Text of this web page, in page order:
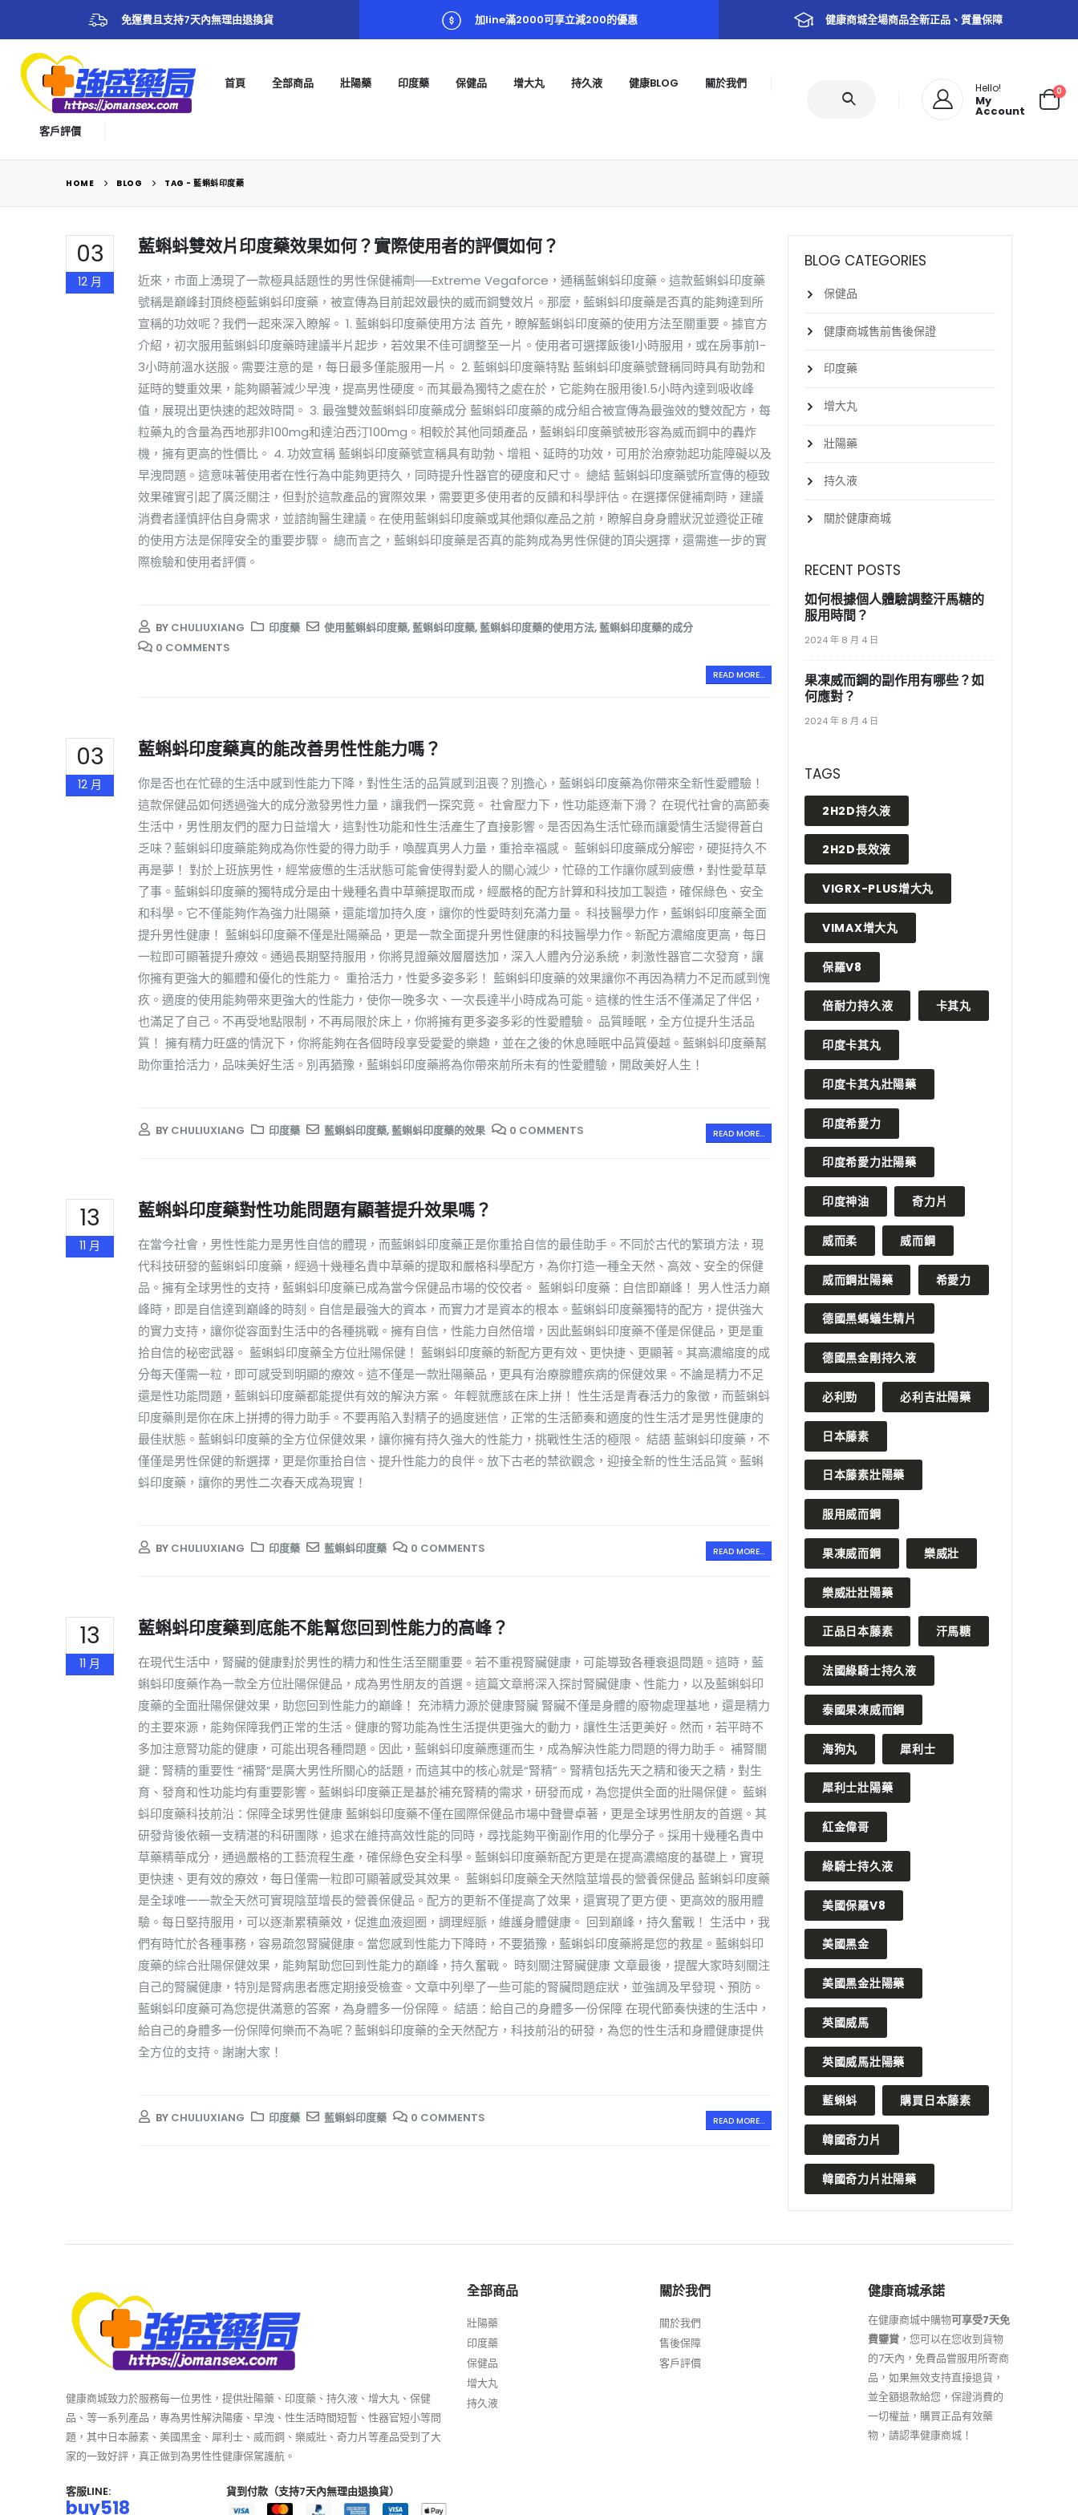
免運費且支持7天內無理由退換貨 加line滿2000可享立減200的優惠 健康商城全場商品全新正品、質量保障
首頁 全部商品 壯陽藥 印度藥 保健品 增大丸 持久液 健康BLOG 關於我們
客戶評價
Hello!
My
Account
0
HOME BLOG TAG - 藍蝌蚪印度藥
03
12 月
藍蝌蚪雙效片印度藥效果如何？實際使用者的評價如何？
近來，市面上湧現了一款極具話題性的男性保健補劑──Extreme Vegaforce，通稱藍蝌蚪印度藥。這款藍蝌蚪印度藥
號稱是巔峰封頂終極藍蝌蚪印度藥，被宣傳為目前起效最快的威而鋼雙效片。那麼，藍蝌蚪印度藥是否真的能夠達到所
宣稱的功效呢？我們一起來深入瞭解。 1. 藍蝌蚪印度藥使用方法 首先，瞭解藍蝌蚪印度藥的使用方法至關重要。據官方
介紹，初次服用藍蝌蚪印度藥時建議半片起步，若效果不佳可調整至一片。使用者可選擇飯後1小時服用，或在房事前1-
3小時前溫水送服。需要注意的是，每日最多僅能服用一片。 2. 藍蝌蚪印度藥特點 藍蝌蚪印度藥號聲稱同時具有助勃和
延時的雙重效果，能夠顯著減少早洩，提高男性硬度。而其最為獨特之處在於，它能夠在服用後1.5小時內達到吸收峰
值，展現出更快速的起效時間。 3. 最強雙效藍蝌蚪印度藥成分 藍蝌蚪印度藥的成分組合被宣傳為最強效的雙效配方，每
粒藥丸的含量為西地那非100mg和達泊西汀100mg。相較於其他同類產品，藍蝌蚪印度藥號被形容為威而鋼中的轟炸
機，擁有更高的性價比。 4. 功效宣稱 藍蝌蚪印度藥號宣稱具有助勃、增粗、延時的功效，可用於治療勃起功能障礙以及
早洩問題。這意味著使用者在性行為中能夠更持久，同時提升性器官的硬度和尺寸。 總結 藍蝌蚪印度藥號所宣傳的極致
效果確實引起了廣泛關注，但對於這款產品的實際效果，需要更多使用者的反饋和科學評估。在選擇保健補劑時，建議
消費者謹慎評估自身需求，並諮詢醫生建議。在使用藍蝌蚪印度藥或其他類似產品之前，瞭解自身身體狀況並遵從正確
的使用方法是保障安全的重要步驟。 總而言之，藍蝌蚪印度藥是否真的能夠成為男性保健的頂尖選擇，還需進一步的實
際檢驗和使用者評價。
BY CHULIUXIANG 印度藥 使用藍蝌蚪印度藥,藍蝌蚪印度藥,藍蝌蚪印度藥的使用方法,藍蝌蚪印度藥的成分
0 COMMENTS
READ MORE...
03
12 月
藍蝌蚪印度藥真的能改善男性性能力嗎？
你是否也在忙碌的生活中感到性能力下降，對性生活的品質感到沮喪？別擔心，藍蝌蚪印度藥為你帶來全新性愛體驗！
這款保健品如何透過強大的成分激發男性力量，讓我們一探究竟。 社會壓力下，性功能逐漸下滑？ 在現代社會的高節奏
生活中，男性朋友們的壓力日益增大，這對性功能和性生活產生了直接影響。是否因為生活忙碌而讓愛情生活變得蒼白
乏味？藍蝌蚪印度藥能夠成為你性愛的得力助手，喚醒真男人力量，重拾幸福感。 藍蝌蚪印度藥成分解密，硬挺持久不
再是夢！ 對於上班族男性，經常疲憊的生活狀態可能會使得對愛人的關心減少，忙碌的工作讓你感到疲憊，對性愛草草
了事。藍蝌蚪印度藥的獨特成分是由十幾種名貴中草藥提取而成，經嚴格的配方計算和科技加工製造，確保綠色、安全
和科學。它不僅能夠作為強力壯陽藥，還能增加持久度，讓你的性愛時刻充滿力量。 科技醫學力作，藍蝌蚪印度藥全面
提升男性健康！ 藍蝌蚪印度藥不僅是壯陽藥品，更是一款全面提升男性健康的科技醫學力作。新配方濃縮度更高，每日
一粒即可顯著提升療效。通過長期堅持服用，你將見證藥效層層迭加，深入人體內分泌系統，刺激性器官二次發育，讓
你擁有更強大的軀體和優化的性能力。 重拾活力，性愛多姿多彩！ 藍蝌蚪印度藥的效果讓你不再因為精力不足而感到愧
疚。適度的使用能夠帶來更強大的性能力，使你一晚多次、一次長達半小時成為可能。這樣的性生活不僅滿足了伴侶，
也滿足了自己。不再受地點限制，不再局限於床上，你將擁有更多姿多彩的性愛體驗。 品質睡眠，全方位提升生活品
質！ 擁有精力旺盛的情況下，你將能夠在各個時段享受愛愛的樂趣，並在之後的休息睡眠中品質優越。藍蝌蚪印度藥幫
助你重拾活力，品味美好生活。別再猶豫，藍蝌蚪印度藥將為你帶來前所未有的性愛體驗，開啟美好人生！
BY CHULIUXIANG 印度藥 藍蝌蚪印度藥,藍蝌蚪印度藥的效果 0 COMMENTS READ MORE...
13
11 月
藍蝌蚪印度藥對性功能問題有顯著提升效果嗎？
在當今社會，男性性能力是男性自信的體現，而藍蝌蚪印度藥正是你重拾自信的最佳助手。不同於古代的繁瑣方法，現
代科技研發的藍蝌蚪印度藥，經過十幾種名貴中草藥的提取和嚴格科學配方，為你打造一種全天然、高效、安全的保健
品。擁有全球男性的支持，藍蝌蚪印度藥已成為當今保健品市場的佼佼者。 藍蝌蚪印度藥：自信即巔峰！ 男人性活力巔
峰時，即是自信達到巔峰的時刻。自信是最強大的資本，而實力才是資本的根本。藍蝌蚪印度藥獨特的配方，提供強大
的實力支持，讓你從容面對生活中的各種挑戰。擁有自信，性能力自然倍增，因此藍蝌蚪印度藥不僅是保健品，更是重
拾自信的秘密武器。 藍蝌蚪印度藥全方位壯陽保健！ 藍蝌蚪印度藥的新配方更有效、更快捷、更顯著。其高濃縮度的成
分每天僅需一粒，即可感受到明顯的療效。這不僅是一款壯陽藥品，更具有治療腺體疾病的保健效果。不論是精力不足
還是性功能問題，藍蝌蚪印度藥都能提供有效的解決方案。 年輕就應該在床上拼！ 性生活是青春活力的象徵，而藍蝌蚪
印度藥則是你在床上拼搏的得力助手。不要再陷入對精子的過度迷信，正常的生活節奏和適度的性生活才是男性健康的
最佳狀態。藍蝌蚪印度藥的全方位保健效果，讓你擁有持久強大的性能力，挑戰性生活的極限。 結語 藍蝌蚪印度藥，不
僅僅是男性保健的新選擇，更是你重拾自信、提升性能力的良伴。放下古老的禁欲觀念，迎接全新的性生活品質。藍蝌
蚪印度藥，讓你的男性二次春天成為現實！
BY CHULIUXIANG 印度藥 藍蝌蚪印度藥 0 COMMENTS READ MORE...
13
11 月
藍蝌蚪印度藥到底能不能幫您回到性能力的高峰？
在現代生活中，腎臟的健康對於男性的精力和性生活至關重要。若不重視腎臟健康，可能導致各種衰退問題。這時，藍
蝌蚪印度藥作為一款全方位壯陽保健品，成為男性朋友的首選。這篇文章將深入探討腎臟健康、性能力，以及藍蝌蚪印
度藥的全面壯陽保健效果，助您回到性能力的巔峰！ 充沛精力源於健康腎臟 腎臟不僅是身體的廢物處理基地，還是精力
的主要來源，能夠保障我們正常的生活。健康的腎功能為性生活提供更強大的動力，讓性生活更美好。然而，若平時不
多加注意腎功能的健康，可能出現各種問題。因此，藍蝌蚪印度藥應運而生，成為解決性能力問題的得力助手。 補腎關
鍵：腎精的重要性 “補腎”是廣大男性所關心的話題，而這其中的核心就是“腎精”。腎精包括先天之精和後天之精，對生
育、發育和性功能均有重要影響。藍蝌蚪印度藥正是基於補充腎精的需求，研發而成，為您提供全面的壯陽保健。 藍蝌
蚪印度藥科技前沿：保障全球男性健康 藍蝌蚪印度藥不僅在國際保健品市場中聲譽卓著，更是全球男性朋友的首選。其
研發背後依賴一支精湛的科研團隊，追求在維持高效性能的同時，尋找能夠平衡副作用的化學分子。採用十幾種名貴中
草藥精華成分，通過嚴格的工藝流程生產，確保綠色安全科學。藍蝌蚪印度藥新配方更是在提高濃縮度的基礎上，實現
更快速、更有效的療效，每日僅需一粒即可顯著感受其效果。 藍蝌蚪印度藥全天然陰莖增長的營養保健品 藍蝌蚪印度藥
是全球唯一一款全天然可實現陰莖增長的營養保健品。配方的更新不僅提高了效果，還實現了更方便、更高效的服用體
驗。每日堅持服用，可以逐漸累積藥效，促進血液迴圈，調理經脈，維護身體健康。 回到巔峰，持久奮戰！ 生活中，我
們有時忙於各種事務，容易疏忽腎臟健康。當您感到性能力下降時，不要猶豫，藍蝌蚪印度藥將是您的救星。藍蝌蚪印
度藥的綜合壯陽保健效果，能夠幫助您回到性能力的巔峰，持久奮戰。 時刻關注腎臟健康 文章最後，提醒大家時刻關注
自己的腎臟健康，特別是腎病患者應定期接受檢查。文章中列舉了一些可能的腎臟問題症狀，並強調及早發現、預防。
藍蝌蚪印度藥可為您提供滿意的答案，為身體多一份保障。 結語：給自己的身體多一份保障 在現代節奏快速的生活中，
給自己的身體多一份保障何樂而不為呢？藍蝌蚪印度藥的全天然配方，科技前沿的研發，為您的性生活和身體健康提供
全方位的支持。謝謝大家！
BY CHULIUXIANG 印度藥 藍蝌蚪印度藥 0 COMMENTS READ MORE...
BLOG CATEGORIES
保健品
健康商城售前售後保證
印度藥
增大丸
壯陽藥
持久液
關於健康商城
RECENT POSTS
如何根據個人體驗調整汗馬糖的
服用時間？
2024 年 8 月 4 日
果凍威而鋼的副作用有哪些？如
何應對？
2024 年 8 月 4 日
TAGS
2H2D持久液
2H2D長效液
VIGRX-PLUS增大丸
VIMAX增大丸
保羅V8
倍耐力持久液 卡其丸
印度卡其丸
印度卡其丸壯陽藥
印度希愛力
印度希愛力壯陽藥
印度神油 奇力片
威而柔 威而鋼
威而鋼壯陽藥 希愛力
德國黑螞蟻生精片
德國黑金剛持久液
必利勁 必利吉壯陽藥
日本藤素
日本藤素壯陽藥
服用威而鋼
果凍威而鋼 樂威壯
樂威壯壯陽藥
正品日本藤素 汗馬糖
法國綠騎士持久液
泰國果凍威而鋼
海狗丸 犀利士
犀利士壯陽藥
紅金偉哥
綠騎士持久液
美國保羅V8
美國黑金
美國黑金壯陽藥
英國威馬
英國威馬壯陽藥
藍蝌蚪 購買日本藤素
韓國奇力片
韓國奇力片壯陽藥
健康商城致力於服務每一位男性，提供壯陽藥、印度藥、持久液、增大丸、保健
品、等一系列產品，專為男性解決陽痿、早洩、性生活時間短暫、性器官短小等問
題，其中日本藤素、美國黑金、犀利士、威而鋼、樂威壯、奇力片等產品受到了大
家的一致好評，真正做到為男性性健康保駕護航。
客服LINE:
buy518
貨到付款（支持7天內無理由退換貨）
全部商品
壯陽藥
印度藥
保健品
增大丸
持久液
關於我們
關於我們
售後保障
客戶評價
健康商城承諾
在健康商城中購物可享受7天免
費鑒賞 ，您可以在您收到貨物
的7天內，免費品嘗服用所寄商
品，如果無效支持直接退貨，
並全額退款給您，保證消費的
一切權益，購買正品有效藥
物，請認準健康商城！